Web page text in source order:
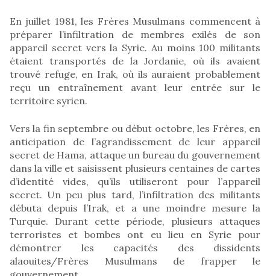
En juillet 1981, les Frères Musulmans commencent à
préparer l’infiltration de membres exilés de son
appareil secret vers la Syrie. Au moins 100 militants
étaient transportés de la Jordanie, où ils avaient
trouvé refuge, en Irak, où ils auraient probablement
reçu un entraînement avant leur entrée sur le
territoire syrien.
Vers la fin septembre ou début octobre, les Frères, en
anticipation de l’agrandissement de leur appareil
secret de Hama, attaque un bureau du gouvernement
dans la ville et saisissent plusieurs centaines de cartes
d’identité vides, qu’ils utiliseront pour l’appareil
secret. Un peu plus tard, l’infiltration des militants
débuta depuis l’Irak, et a une moindre mesure la
Turquie. Durant cette période, plusieurs attaques
terroristes et bombes ont eu lieu en Syrie pour
démontrer les capacités des dissidents
alaouites/Frères Musulmans de frapper le